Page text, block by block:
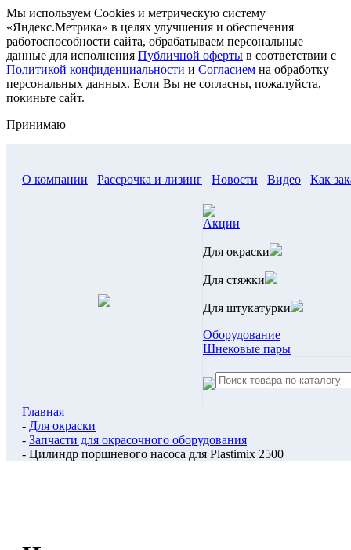
Мы используем Cookies и метрическую систему
«Яндекс.Метрика» в целях улучшения и обеспечения
работоспособности сайта, обрабатываем персональные
данные для исполнения Публичной оферты в соответствии с
Политикой конфиденциальности и Согласием на обработку
персональных данных. Если Вы не согласны, пожалуйста,
покиньте сайт.
Принимаю
О компании Рассрочка и лизинг Новости Видео Как
Акции
Для окраски
Для стяжки
Для штукатурки
Оборудование
Шнековые пары
Главная
- Для окраски
- Запчасти для окрасочного оборудования
- Цилиндр поршневого насоса для Plastimix 2500